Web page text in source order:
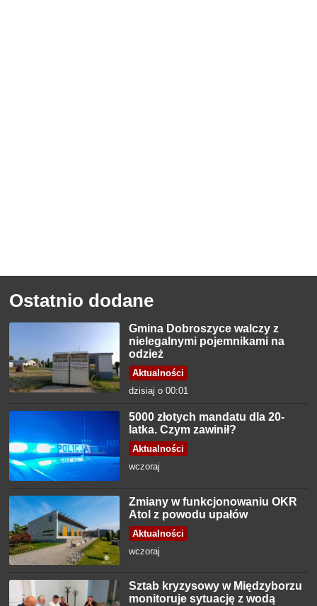
Ostatnio dodane
Gmina Dobroszyce walczy z
nielegalnymi pojemnikami na
odzież
Aktualności
dzisiaj o 00:01
5000 złotych mandatu dla 20-
latka. Czym zawinił?
Aktualności
wczoraj
Zmiany w funkcjonowaniu OKR
Atol z powodu upałów
Aktualności
wczoraj
Sztab kryzysowy w Międzyborzu
monitoruje sytuację z wodą